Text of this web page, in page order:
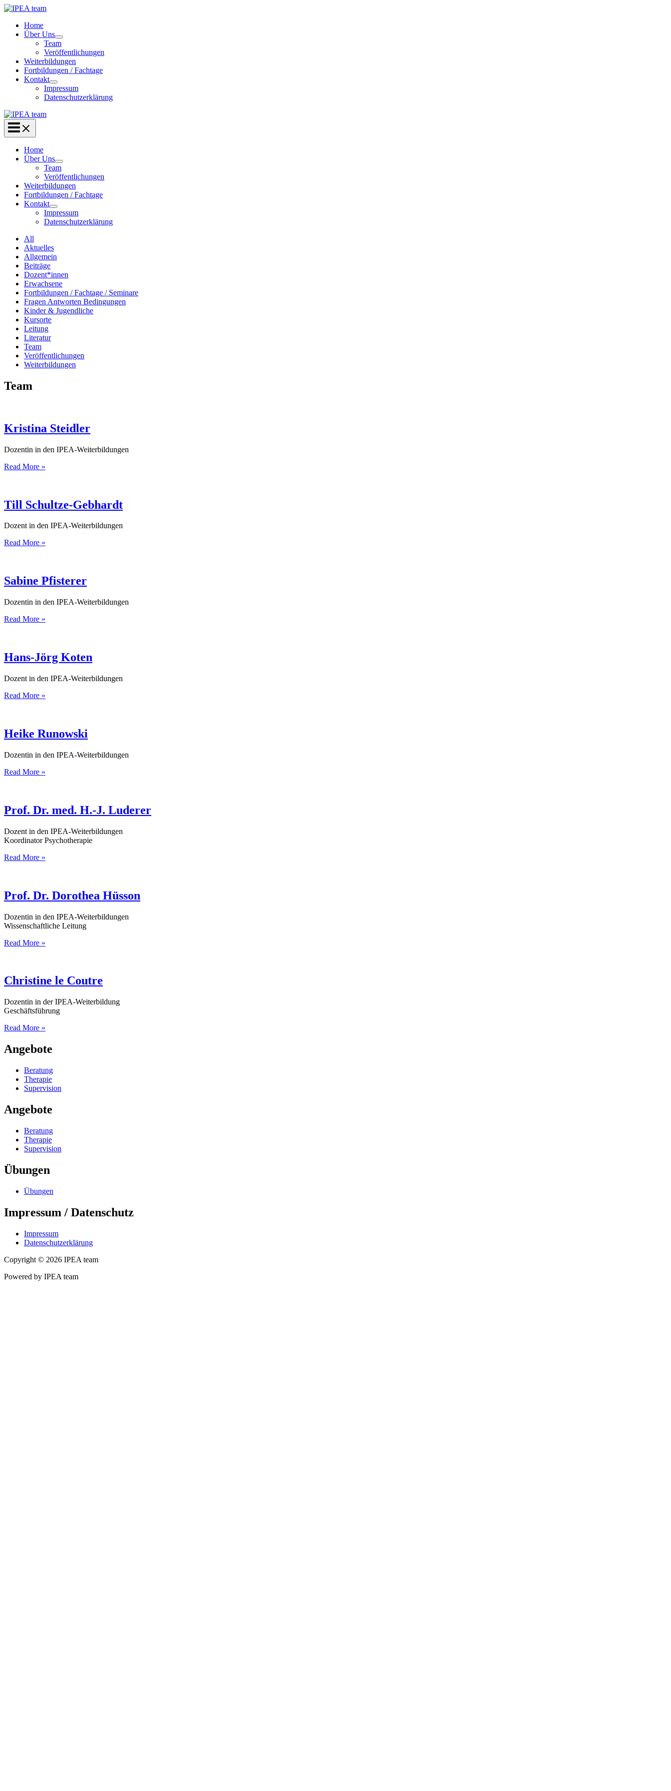
Zum
springenHome
Über Uns
Team
Veröffentlichungen
Weiterbildungen
Fortbildungen / Fachtage
Kontakt
Impressum
Datenschutzerklärung
Home
Über Uns
Team
Veröffentlichungen
Weiterbildungen
Fortbildungen / Fachtage
Kontakt
Impressum
Datenschutzerklärung
Filter
posts
category
All
Aktuelles
Allgemein
Beiträge
Dozent*innen
Erwachsene
Fortbildungen / Fachtage / Seminare
Fragen Antworten Bedingungen
Kinder & Jugendliche
Kursorte
Leitung
Literatur
Team
Veröffentlichungen
Weiterbildungen
Team
Kristina Steidler
Dozentin in den IPEA-Weiterbildungen
Kristina
Read More »
Till Schultze-Gebhardt
Dozent in den IPEA-Weiterbildungen
Till
Read More »
Sabine Pfisterer
Dozentin in den IPEA-Weiterbildungen
Sabine
Read More »
Hans-Jörg Koten
Dozent in den IPEA-Weiterbildungen
Hans-
Read More »
Heike Runowski
Dozentin in den IPEA-Weiterbildungen
Heike
Read More »
Prof. Dr. med. H.-J. Luderer
Dozent in den IPEA-Weiterbildungen
Koordinator Psychotherapie
Prof.
J.
Luderer
Read More »
Prof. Dr. Dorothea Hüsson
Dozentin in den IPEA-Weiterbildungen
Wissenschaftliche Leitung
Prof.
Read More »
Christine le Coutre
Dozentin in der IPEA-Weiterbildung
Geschäftsführung
Christine
Coutre
Read More »
Angebote
Beratung
Therapie
Supervision
Angebote
Beratung
Therapie
Supervision
Übungen
Übungen
Impressum / Datenschutz
Impressum
Datenschutzerklärung
Copyright © 2026 IPEA team
Powered by IPEA team